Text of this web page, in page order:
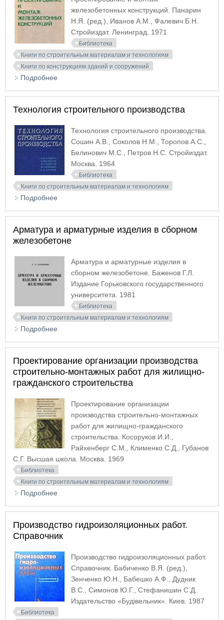
железобетонных конструкций. Панарин
Н.Я. (ред.), Иванов А.М., Фалевич Б.Н.
Стройиздат. Ленинград. 1971
Библиотека
Книги по строительным материалам и технологиям
Книги по конструкциям зданий и сооружений
Подробнее
Технология строительного производства
Технология строительного производства.
Сошин А.В., Соколов Н.М., Торопов А.С.,
Белинович М.С., Петров Н.С. Стройиздат.
Москва. 1964
Библиотека
Книги по строительным материалам и технологиям
Подробнее
Арматура и арматурные изделия в сборном
железобетоне
Арматура и арматурные изделия в
сборном железобетоне. Баженов Г.Л.
Издание Горьковского государственного
университета. 1981
Библиотека
Книги по строительным материалам и технологиям
Подробнее
Проектирование организации производства
строительно-монтажных работ для жилищно-
гражданского строительства
Проектирование организации
производства строительно-монтажных
работ для жилищно-гражданского
строительства. Косоруков И.И.,
Райхенберг С.М., Клименко С.Д., Губанов
С.Г. Высшая школа. Москва. 1969
Библиотека
Книги по строительным материалам и технологиям
Подробнее
Производство гидроизоляционных работ.
Справочник
Производство гидроизоляционных работ.
Справочник. Бабиченко В.Я. (ред.),
Зенченко Ю.Н., Бабешко А.Ф., Дудник
В.С., Симонов Ю.Г., Стефанишин С.Д.
Издательство «Будiвельник». Киев. 1987
Библиотека